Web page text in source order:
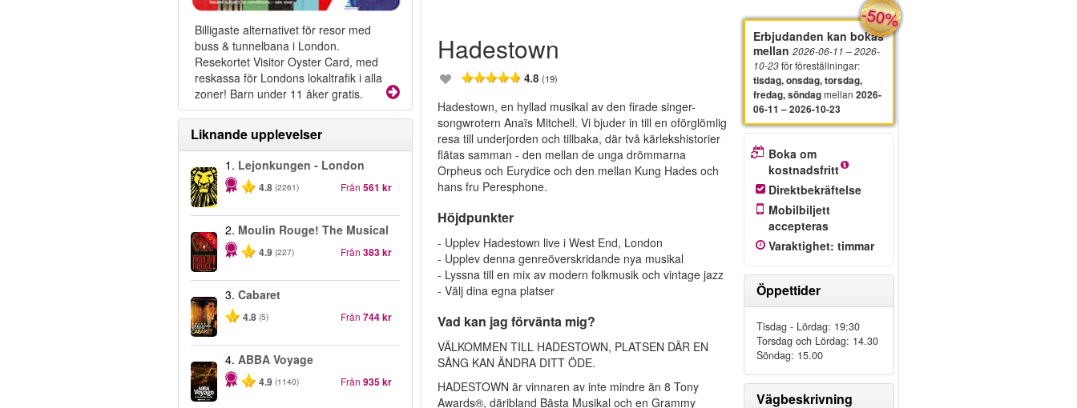
Billigaste alternativet för resor med
buss & tunnelbana i London.
Resekortet Visitor Oyster Card, med
reskassa för Londons lokaltrafik i alla
zoner! Barn under 11 åker gratis.
Liknande upplevelser
1. Lejonkungen - London
4.8 (2261) Från 561 kr
-50%
2. Moulin Rouge! The Musical
4.9 (227) Från 383 kr
3. Cabaret
4.8 (5) Från 744 kr
4. ABBA Voyage
4.9 (1140) Från 935 kr
Hadestown
4.8(19)
Hadestown, en hyllad musikal av den firade singer-
songwrotern Anaïs Mitchell. Vi bjuder in till en oförglömlig
resa till underjorden och tillbaka, där två kärlekshistorier
flätas samman - den mellan de unga drömmarna
Orpheus och Eurydice och den mellan Kung Hades och
hans fru Peresphone.
Höjdpunkter
- Upplev Hadestown live i West End, London
- Upplev denna genreöverskridande nya musikal
- Lyssna till en mix av modern folkmusik och vintage jazz
- Välj dina egna platser
Vad kan jag förvänta mig?
VÄLKOMMEN TILL HADESTOWN, PLATSEN DÄR EN
SÅNG KAN ÄNDRA DITT ÖDE.
HADESTOWN är vinnaren av inte mindre än 8 Tony
Awards®, däribland Bästa Musikal och en Grammy
-50%
Erbjudanden kan bokas
mellan 2026-06-11 – 2026-
10-23för föreställningar:
tisdag, onsdag, torsdag,
fredag, söndagmellan 2026-
06-11 – 2026-10-23
Boka om
kostnadsfritt
Direktbekräftelse
Mobilbiljett
accepteras
Varaktighet: timmar
Öppettider
Tisdag - Lördag: 19:30
Torsdag och Lördag: 14.30
Söndag: 15.00
Vägbeskrivning